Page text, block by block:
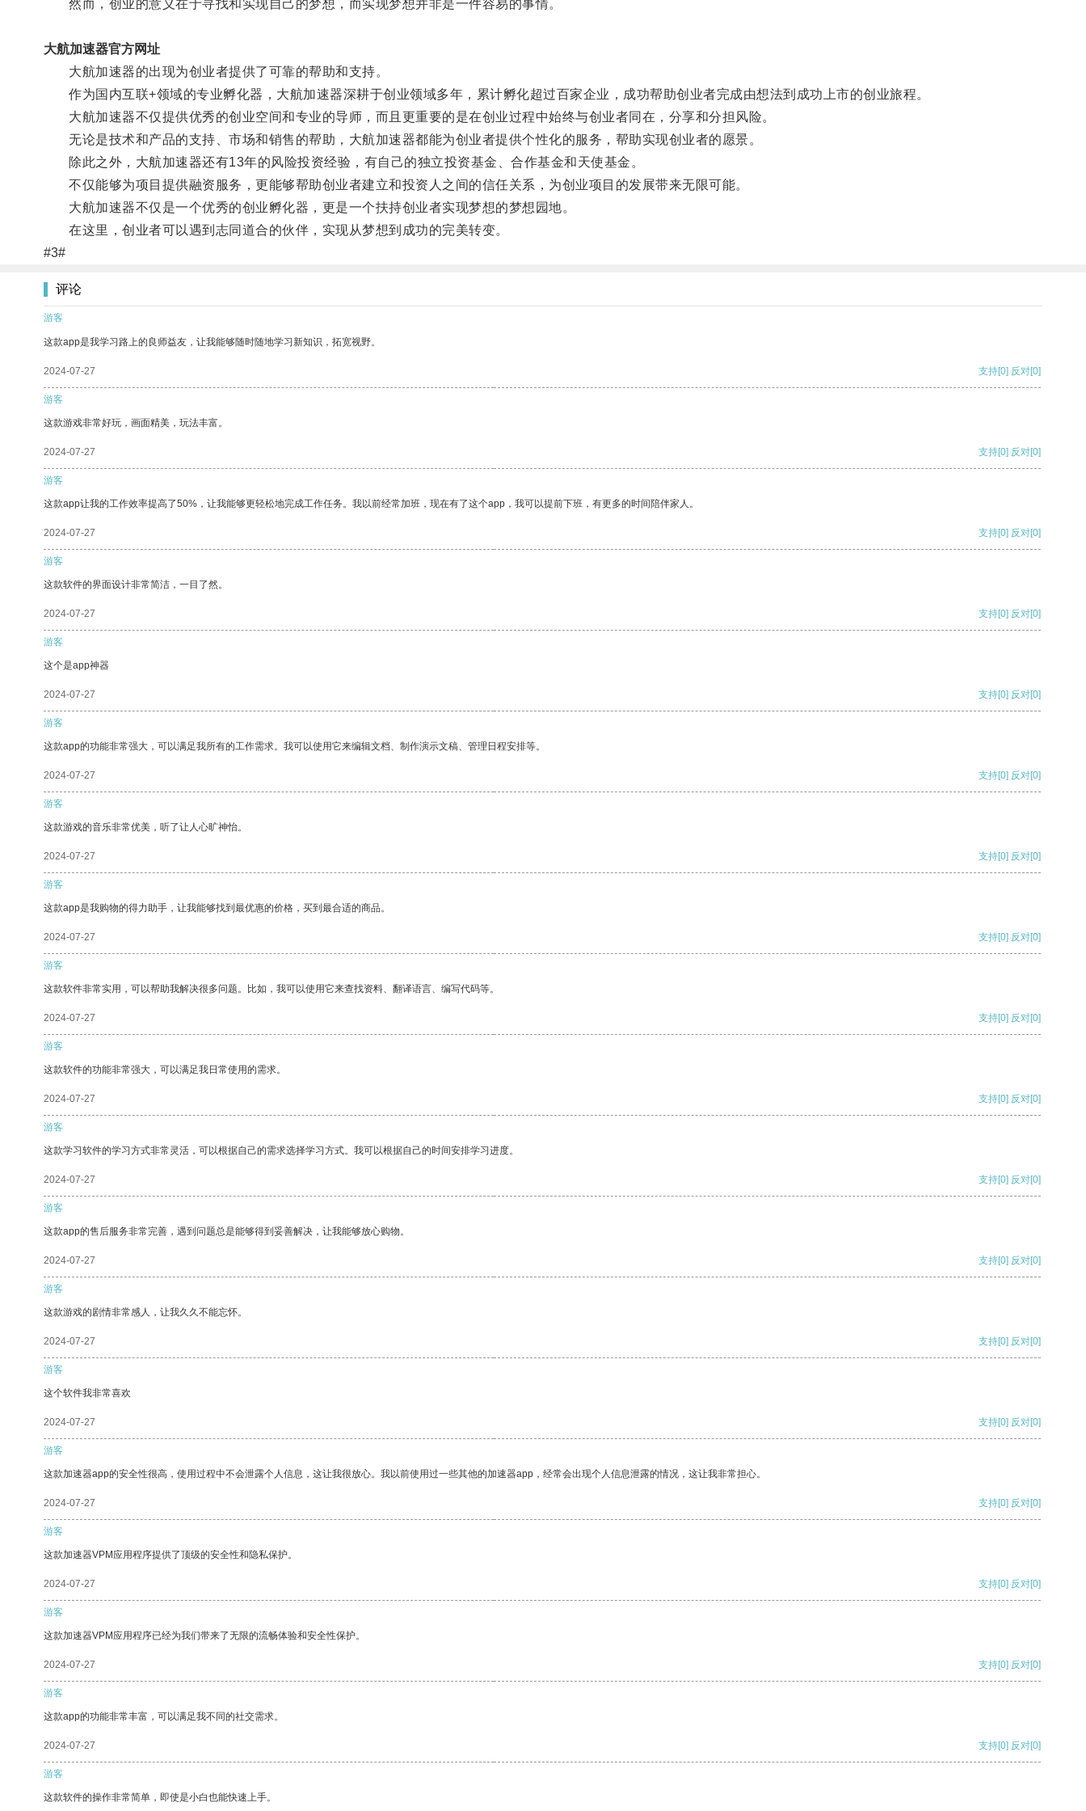
然而，创业的意义在于寻找和实现自己的梦想，而实现梦想并非是一件容易的事情。
大航加速器官方网址
大航加速器的出现为创业者提供了可靠的帮助和支持。
作为国内互联+领域的专业孵化器，大航加速器深耕于创业领域多年，累计孵化超过百家企业，成功帮助创业者完成由想法到成功上市的创业旅程。
大航加速器不仅提供优秀的创业空间和专业的导师，而且更重要的是在创业过程中始终与创业者同在，分享和分担风险。
无论是技术和产品的支持、市场和销售的帮助，大航加速器都能为创业者提供个性化的服务，帮助实现创业者的愿景。
除此之外，大航加速器还有13年的风险投资经验，有自己的独立投资基金、合作基金和天使基金。
不仅能够为项目提供融资服务，更能够帮助创业者建立和投资人之间的信任关系，为创业项目的发展带来无限可能。
大航加速器不仅是一个优秀的创业孵化器，更是一个扶持创业者实现梦想的梦想园地。
在这里，创业者可以遇到志同道合的伙伴，实现从梦想到成功的完美转变。
#3#
评论
游客
这款app是我学习路上的良师益友，让我能够随时随地学习新知识，拓宽视野。
2024-07-27 支持[0] 反对[0]
游客
这款游戏非常好玩，画面精美，玩法丰富。
2024-07-27 支持[0] 反对[0]
游客
这款app让我的工作效率提高了50%，让我能够更轻松地完成工作任务。我以前经常加班，现在有了这个app，我可以提前下班，有更多的时间陪伴家人。
2024-07-27 支持[0] 反对[0]
游客
这款软件的界面设计非常简洁，一目了然。
2024-07-27 支持[0] 反对[0]
游客
这个是app神器
2024-07-27 支持[0] 反对[0]
游客
这款app的功能非常强大，可以满足我所有的工作需求。我可以使用它来编辑文档、制作演示文稿、管理日程安排等。
2024-07-27 支持[0] 反对[0]
游客
这款游戏的音乐非常优美，听了让人心旷神怡。
2024-07-27 支持[0] 反对[0]
游客
这款app是我购物的得力助手，让我能够找到最优惠的价格，买到最合适的商品。
2024-07-27 支持[0] 反对[0]
游客
这款软件非常实用，可以帮助我解决很多问题。比如，我可以使用它来查找资料、翻译语言、编写代码等。
2024-07-27 支持[0] 反对[0]
游客
这款软件的功能非常强大，可以满足我日常使用的需求。
2024-07-27 支持[0] 反对[0]
游客
这款学习软件的学习方式非常灵活，可以根据自己的需求选择学习方式。我可以根据自己的时间安排学习进度。
2024-07-27 支持[0] 反对[0]
游客
这款app的售后服务非常完善，遇到问题总是能够得到妥善解决，让我能够放心购物。
2024-07-27 支持[0] 反对[0]
游客
这款游戏的剧情非常感人，让我久久不能忘怀。
2024-07-27 支持[0] 反对[0]
游客
这个软件我非常喜欢
2024-07-27 支持[0] 反对[0]
游客
这款加速器app的安全性很高，使用过程中不会泄露个人信息，这让我很放心。我以前使用过一些其他的加速器app，经常会出现个人信息泄露的情况，这让我非常担心。
2024-07-27 支持[0] 反对[0]
游客
这款加速器VPM应用程序提供了顶级的安全性和隐私保护。
2024-07-27 支持[0] 反对[0]
游客
这款加速器VPM应用程序已经为我们带来了无限的流畅体验和安全性保护。
2024-07-27 支持[0] 反对[0]
游客
这款app的功能非常丰富，可以满足我不同的社交需求。
2024-07-27 支持[0] 反对[0]
游客
这款软件的操作非常简单，即使是小白也能快速上手。